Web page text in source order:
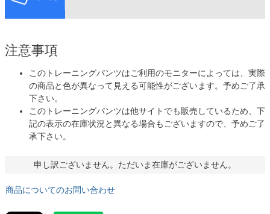
注意事項
このトレーニングパンツはご利用のモニターによっては、実際
の商品と色が異なって見える可能性がございます。予めご了承
下さい。
このトレーニングパンツは他サイトでも販売しているため、下
記の表示の在庫状況と異なる場合もございますので、予めご了
承下さい。
申し訳ございません。ただいま在庫がございません。
商品についてのお問い合わせ